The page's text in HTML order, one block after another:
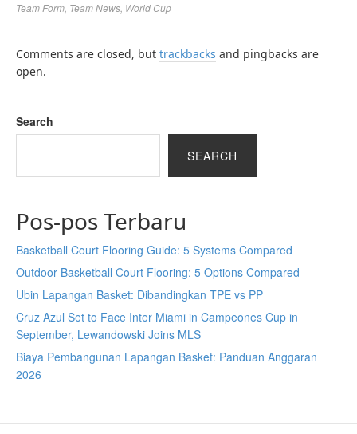
Team Form Team News World Cup
Comments are closed, but trackbacks and pingbacks are
open.
Search
SEARCH
Pos-pos Terbaru
Basketball Court Flooring Guide: 5 Systems Compared
Outdoor Basketball Court Flooring: 5 Options Compared
Ubin Lapangan Basket: Dibandingkan TPE vs PP
Cruz Azul Set to Face Inter Miami in Campeones Cup in
September, Lewandowski Joins MLS
Biaya Pembangunan Lapangan Basket: Panduan Anggaran
2026